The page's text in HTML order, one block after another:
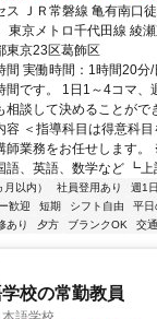
ス ＪＲ常磐線 亀有南口
東京メトロ千代田線 綾
東京23区葛飾区
間 実働時間：1時間20分
間です。 1日1～4コマ
相談して決めることがで
容 ＜指導科目は得意科
師業務をお任せします
語、英語、数学など ┗上
以内） 社員登用あり 週1
歓迎
短期 シフト自由 平日
あり 夕方 ブランクOK 交
学校の常勤教員